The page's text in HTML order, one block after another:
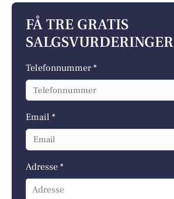
FÅ TRE GRATIS
SALGSVURDERINGER
Telefonnummer *
Email *
Adresse *
Adresse